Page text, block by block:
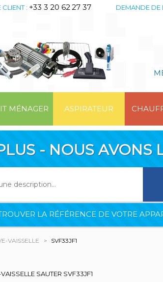
CLIENT : +33 3 20 62 27 37 DEMANDE DE
MÉNAGER ASPIRATEUR
- NOUS AVONS
LA RÉFÉRENCE DE VOTRE
VAISSELLE SVF33JF1
SAUTER SVF33JF1